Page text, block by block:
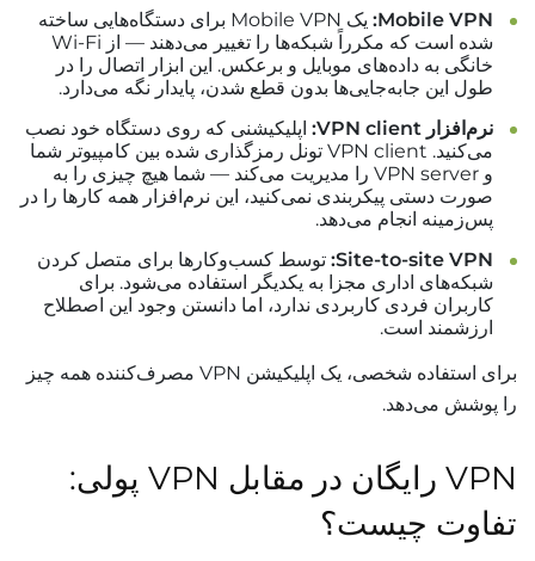
Mobile VPN:
یک Mobile VPN برای دستگاه‌هایی ساخته
شده است که مکرراً شبکه‌ها را تغییر می‌دهند — از Wi-Fi
خانگی به داده‌های موبایل و برعکس. این ابزار اتصال را در
طول این جابه‌جایی‌ها بدون قطع شدن، پایدار نگه می‌دارد.
نرم‌افزار VPN client:
اپلیکیشنی که روی دستگاه خود نصب
می‌کنید. VPN client تونل رمزگذاری شده بین کامپیوتر شما
و VPN server را مدیریت می‌کند — شما هیچ چیزی را به
صورت دستی پیکربندی نمی‌کنید، این نرم‌افزار همه کارها را در
پس‌زمینه انجام می‌دهد.
Site-to-site VPN: توسط کسب‌وکارها برای متصل کردن
شبکه‌های اداری مجزا به یکدیگر استفاده می‌شود. برای
کاربران فردی کاربردی ندارد، اما دانستن وجود این اصطلاح
ارزشمند است.
برای استفاده شخصی، یک اپلیکیشن VPN مصرف‌کننده همه چیز
را پوشش می‌دهد.
VPN رایگان در مقابل VPN پولی:
تفاوت چیست؟